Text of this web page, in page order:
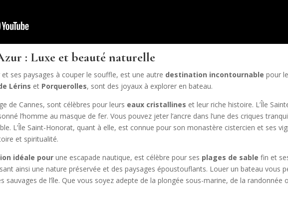
: Luxe et beauté naturelle
et ses paysages à couper le souffle, est une autre destination incontournable pour
Lérins et Porquerolles, sont des joyaux à explorer en bateau.
de Cannes, sont célèbres pour leurs eaux cristallines et leur riche histoire. L’Île
l’homme au masque de fer. Vous pouvez jeter l’ancre dans l’une des criques
L’Île Saint-Honorat, quant à elle, est connue pour son monastère cistercien et ses
et spiritualité.
idéale pour une escapade nautique, est célèbre pour ses plages de sable fin et
ainsi une nature préservée et des paysages époustouflants. Louer un bateau vous
sauvages de l’île. Que vous soyez adepte de la plongée sous-marine, de la